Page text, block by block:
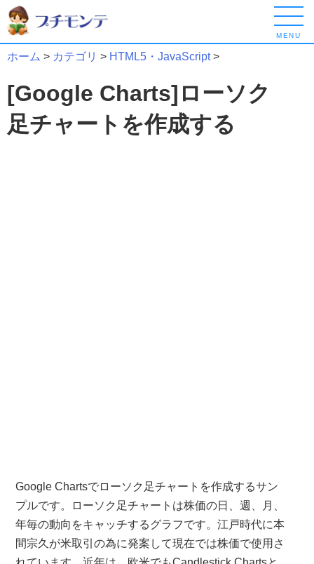
MENU
ホーム > カテゴリ > HTML5・JavaScript>
[Google Charts]ローソク
足チャートを作成する
Google Chartsでローソク足チャートを作成するサン
プルです。ローソク足チャートは株価の日、週、月、
年毎の動向をキャッチするグラフです。江戸時代に本
間宗久が米取引の為に発案して現在では株価で使用さ